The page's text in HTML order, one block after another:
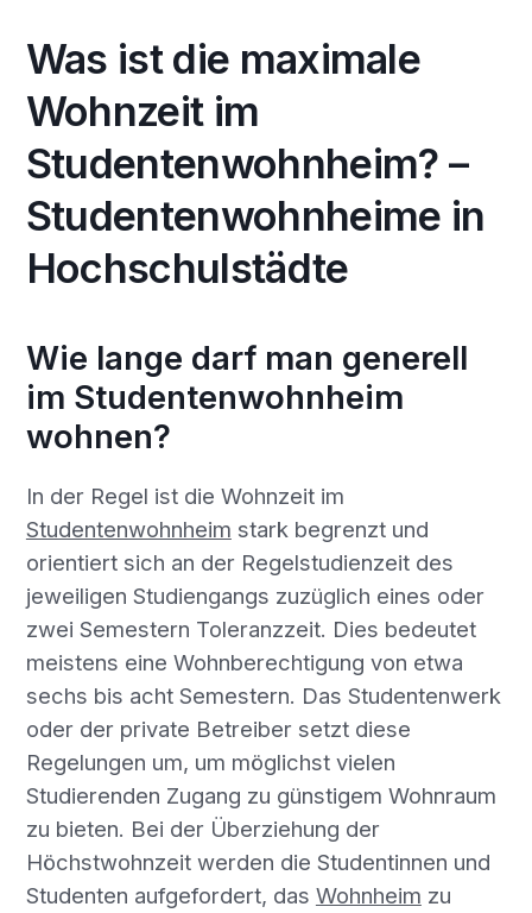
Was ist die maximale
Wohnzeit im
Studentenwohnheim? –
Studentenwohnheime in
Hochschulstädte
Wie lange darf man generell
im Studentenwohnheim
wohnen?
In der Regel ist die Wohnzeit im
Studentenwohnheim stark begrenzt und
orientiert sich an der Regelstudienzeit des
jeweiligen Studiengangs zuzüglich eines oder
zwei Semestern Toleranzzeit. Dies bedeutet
meistens eine Wohnberechtigung von etwa
sechs bis acht Semestern. Das Studentenwerk
oder der private Betreiber setzt diese
Regelungen um, um möglichst vielen
Studierenden Zugang zu günstigem Wohnraum
zu bieten. Bei der Überziehung der
Höchstwohnzeit werden die Studentinnen und
Studenten aufgefordert, das Wohnheim zu